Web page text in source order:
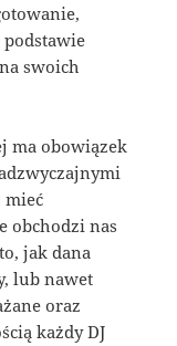
swoich
ma obowiązek
mieć
obchodzi nas
jak dana
lub nawet
oraz
każdy DJ